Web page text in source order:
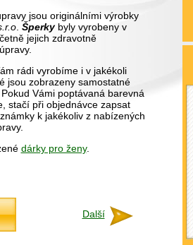
jsou originálními výrobky
. Šperky byly vyrobeny v
jejich zdravotně
rádi vyrobíme i v jakékoli
jsou zobrazeny samostatné
Vámi poptávaná barevná
stačí při objednávce zapsat
k jakékoliv z nabízených
dárky pro ženy.
Další